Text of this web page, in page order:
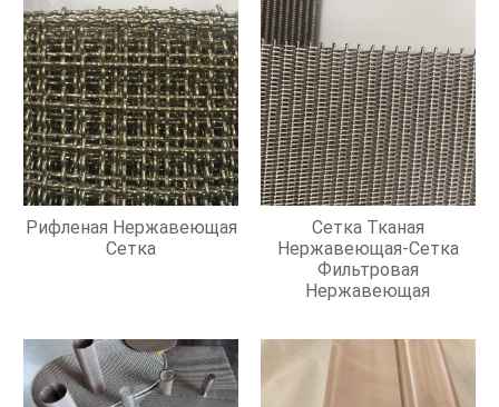
Рифленая Нержавеющая
Сетка
Сетка Тканая
Нержавеющая-Сетка
Фильтровая
Нержавеющая